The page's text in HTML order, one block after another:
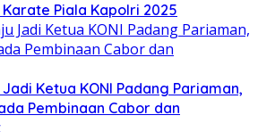
Piala Kapolri 2025
Ketua KONI Padang Pariaman,
Pembinaan Cabor dan